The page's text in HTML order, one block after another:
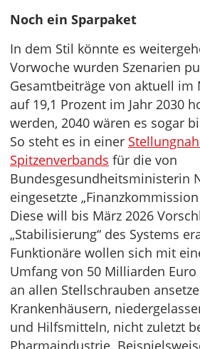
Noch ein Sparpaket
In dem Stil könnte es
Vorwoche wurden Szenarien
Gesamtbeiträge von aktuell im
auf 19,1 Prozent im Jahr 2030
werden, 2040 wären es sogar
So steht es in einer
Spitzenverbands für die von
Bundesgesundheitsministerin
eingesetzte
Diese will bis März 2026
„Stabilisierung“ des Systems
Funktionäre wollen sich mit
Umfang von 50 Milliarden
an allen Stellschrauben
Krankenhäusern,
und Hilfsmitteln, nicht zuletzt
Pharmaindustrie.